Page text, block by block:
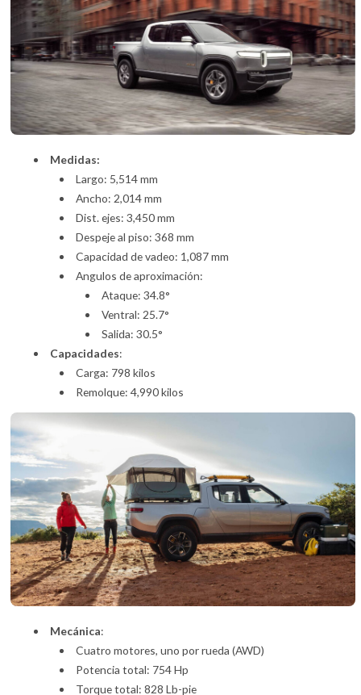
Medidas:
Largo: 5,514 mm
Ancho: 2,014 mm
Dist. ejes: 3,450 mm
Despeje al piso: 368 mm
Capacidad de vadeo: 1,087 mm
Angulos de aproximación:
Ataque: 34.8°
Ventral: 25.7°
Salida: 30.5°
Capacidades:
Carga: 798 kilos
Remolque: 4,990 kilos
Mecánica:
Cuatro motores, uno por rueda (AWD)
Potencia total: 754 Hp
Torque total: 828 Lb-pie